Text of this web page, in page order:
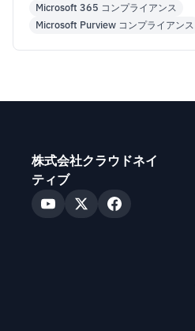
Microsoft 365 コンプライアンス
Microsoft Purview コンプライアンス
株式会社クラウドネイ
ティブ